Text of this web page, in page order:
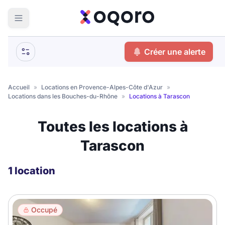
Votre
Que recherchez-vous ?
Logement entier
Coliving
Résidence étudiante
Meublé ?
recherche
Créer une alerte
Accueil » Locations en Provence-Alpes-Côte d'Azur »
Locations dans les Bouches-du-Rhône » Locations à Tarascon
Toutes les locations à
Tarascon
1 location
Occupé